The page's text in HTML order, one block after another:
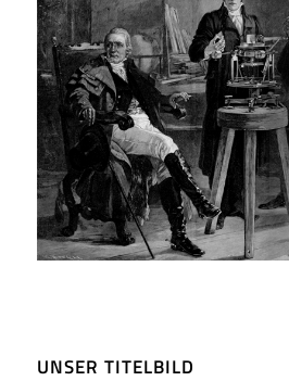
UNSER TITELBILD